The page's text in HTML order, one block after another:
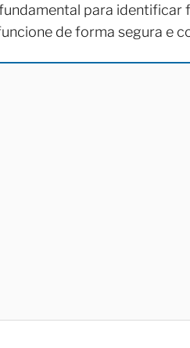
para identificar
de forma segura e